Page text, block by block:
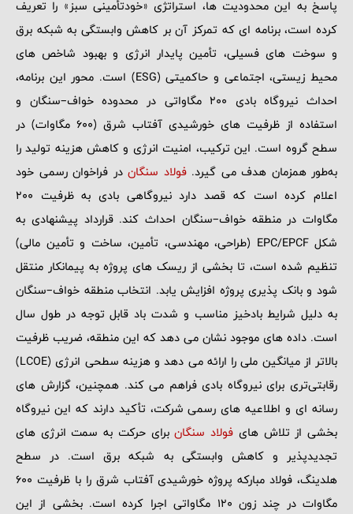
پاسخ به این محدودیت ‌ها، استراتژی «خودتأمینی سبز» را تعریف
کرده است، برنامه ‌ای که تمرکز آن بر کاهش وابستگی به شبکه برق
و سوخت ‌های فسیلی، تأمین پایدار انرژی و بهبود شاخص ‌های
محیط زیستی، اجتماعی و حاکمیتی (ESG) است. محور این برنامه،
احداث نیروگاه بادی 200 مگاواتی در محدوده خواف–سنگان و
استفاده از ظرفیت‌ های خورشیدی آفتاب شرق (600 مگاوات) در
سطح گروه است. این ترکیب، امنیت انرژی و کاهش هزینه تولید را
به‌طور همزمان هدف می ‌گیرد.فولاد سنگان در فراخوان رسمی خود
اعلام کرده است که قصد دارد نیروگاهی بادی به ظرفیت 200
مگاوات در منطقه خواف–سنگان احداث کند. قرارداد پیشنهادی به
شکل EPC/EPCF (طراحی، مهندسی، تأمین، ساخت و تأمین مالی)
تنظیم شده است، تا بخشی از ریسک ‌های پروژه به پیمانکار منتقل
شود و بانک ‌پذیری پروژه افزایش یابد. انتخاب منطقه خواف–سنگان
به دلیل شرایط بادخیز مناسب و شدت باد قابل توجه در طول سال
است. داده ‌های موجود نشان می‌ دهد که این منطقه، ضریب ظرفیت
بالاتر از میانگین ملی را ارائه می ‌دهد و هزینه سطحی انرژی (LCOE)
رقابتی‌تری برای نیروگاه بادی فراهم می ‌کند. همچنین، گزارش‌ های
رسانه ‌ای و اطلاعیه ‌های رسمی شرکت، تأکید دارند که این نیروگاه
بخشی از تلاش‌ های فولاد سنگانبرای حرکت به سمت انرژی‌ های
تجدیدپذیر و کاهش وابستگی به شبکه برق است. در سطح
هلدینگ، فولاد مبارکه پروژه خورشیدی آفتاب شرق را با ظرفیت 600
مگاوات در چند زون 120 مگاواتی اجرا کرده است. بخشی از این